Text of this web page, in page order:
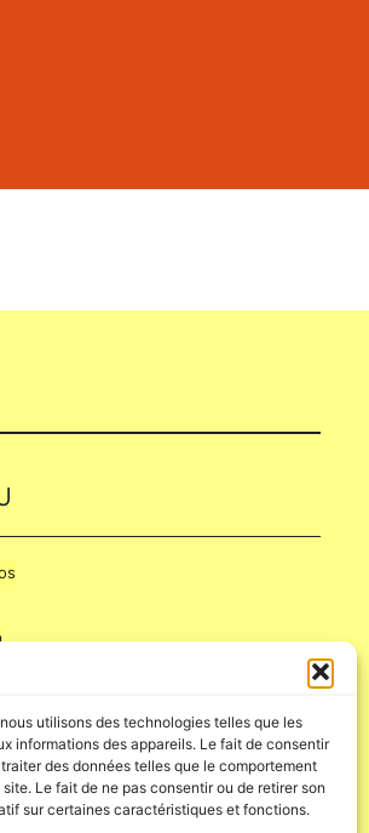
utilisons des technologies telles que les
informations des appareils. Le fait de consentir
des données telles que le comportement
Le fait de ne pas consentir ou de retirer son
sur certaines caractéristiques et fonctions.
CGV-Mentions Légales